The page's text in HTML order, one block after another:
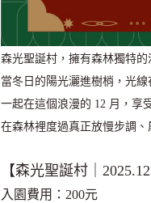
森光聖誕村，擁有森林獨特的
當冬日的陽光灑進樹梢，光
一起在這個浪漫的 12 月，享
在森林裡度過真正放慢步調、
【森光聖誕村｜
入園費用：200元